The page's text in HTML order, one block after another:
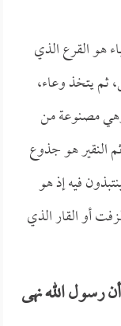
هو القرع الذي
ثم يتخذ وعاء،
مصنوعة من
النقير هو جذوع
فيه إذ هو
أو القار الذي
رسول الله نهى